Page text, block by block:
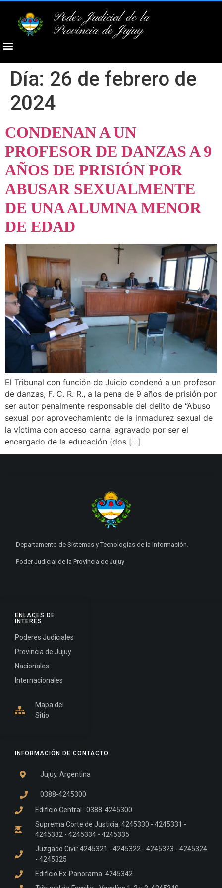
Poder Judicial de la
Provincia de Jujuy
Día: 26 de febrero de
2024
CONDENAN A UN
PROFESOR DE DANZAS A 9
AÑOS DE PRISIÓN POR
ABUSAR SEXUALMENTE
DE UNA ALUMNA MENOR
DE EDAD
El Tribunal con función de Juicio condenó a un profesor
de danzas, F. C. R. R., a la pena de 9 años de prisión por
ser autor penalmente responsable del delito de “Abuso
sexual por aprovechamiento de la inmadurez sexual de
la víctima con acceso carnal agravado por ser el
encargado de la educación (dos […]
INFORMACIÓN DE CONTACTO
Jujuy, Argentina
0388-4245300
Edificio Central : 0388-4245300
Suprema Corte de Justicia: 4245330 - 4245331 -
4245332 - 4245334 - 4245335
Juzgado Civil: 4245321 - 4245322 - 4245323 - 4245324
- 4245325
Edificio Ex-Panorama: 4245342
ENLACES DE
INTERÉS
Poderes Judiciales
Provincia de Jujuy
Nacionales
Internacionales
Mapa del
Sitio
Departamento de Sistemas y Tecnologías de la Información.
Poder Judicial de la Provincia de Jujuy